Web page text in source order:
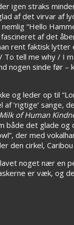
igen straks
af det virvar af
“Hello
af det
rent faktisk
tell me why / I
nogen sinde før
og leder op til
’rigtige’ sange,
of Human
både det glade
der med
den cirkel,
noget nær en
er væk, og